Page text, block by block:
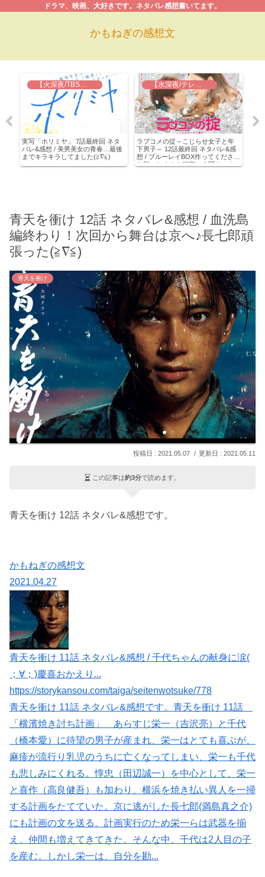
かもねぎの感想文
ドラマ、映画、大好きです。ネタバレ感想書いてます。
【火深夜/TBS】実写 ホリミヤ
実写「ホリミヤ」 7話最終回 ネタ
バレ&感想 / 美男美女の青春…最後
までキラキラしてました(≧∇≦)
【水深夜/テレ東】ラブコメの掟
ラブコメの掟～こじらせ女子と年
下男子～ 12話最終回 ネタバレ&感
想 / ブルーレイBOX作ってください
お願いします！確実に小関きゅん
青天を衝け 12話 ネタバレ&感想 / 血洗島
編終わり！次回から舞台は京へ♪長七郎頑
張った(≧∇≦)
青天を衝け
2021.05.07 2021.05.11
この記事は約3分で読めます。
青天を衝け 12話 ネタバレ&感想です。
かもねぎの感想文
2021.04.27
青天を衝け 11話 ネタバレ&感想 / 千代ちゃんの献身に涙(
；∀；)慶喜おかえり...
https://storykansou.com/taiga/seitenwotsuke/778
青天を衝け 11話 ネタバレ&感想です。青天を衝け 11話
「横濱焼き討ち計画」 あらすじ栄一（吉沢亮）と千代
（橋本愛）に待望の男子が産まれ、栄一はとても喜ぶが、
麻疹が流行り乳児のうちに亡くなってしまい、栄一も千代
も悲しみにくれる。惇忠（田辺誠一）を中心として、栄一
と喜作（高良健吾）も加わり、横浜を焼き払い異人を一掃
する計画をたてていた。京に逃がした長七郎(満島真之介)
にも計画の文を送る。計画実行のため栄一らは武器を揃
え、仲間も増えてきてきた。そんな中、千代は2人目の子
を産む。しかし栄一は、自分を勘...